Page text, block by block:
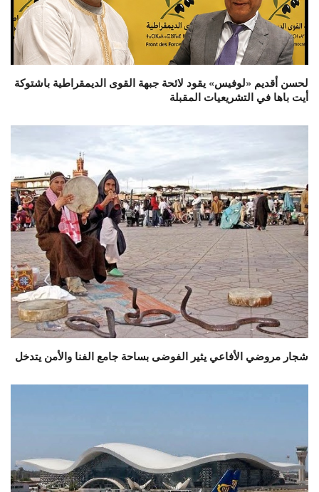
لحسن أقديم «لوفيس» يقود لائحة جبهة القوى الديمقراطية باشتوكة
أيت باها في التشريعيات المقبلة
شجار مروضي الأفاعي يثير الفوضى بساحة جامع الفنا والأمن يتدخل